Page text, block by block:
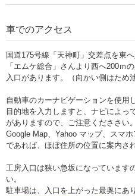
車でのアクセス
国道175号線「天神町」交差点を東
「エムケ総合」さんより西へ200ｍ
入口があります。（向かい側はため池
自動車のカーナビゲーションを使用
目的地を入力しますと、ナビによっ
がありますので、ご注意くだささい。
Google Map、Yahoo マップ、スマ
であれば、ほぼ住所の位置に案内さ
工房入口は狭い急坂になっています
い。
駐車場は、入口を上がった最奥にあ